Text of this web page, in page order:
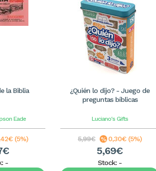
la Biblia
Eade
(5%)
-
¿Quién lo dijo? - Juego de
preguntas bíblicas
Luciano's Gifts
5,99€ 0,30€ (5%)
5,69€
Stock: -